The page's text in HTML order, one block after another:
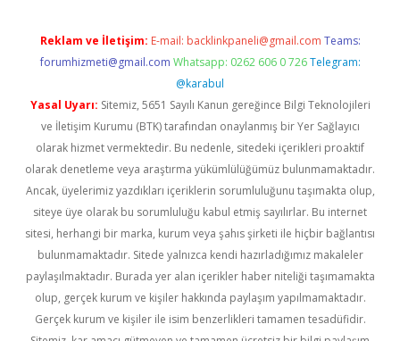
Reklam ve İletişim: E-mail: backlinkpaneli@gmail.com Teams:
forumhizmeti@gmail.com Whatsapp: 0262 606 0 726 Telegram:
@karabul
Yasal Uyarı: Sitemiz, 5651 Sayılı Kanun gereğince Bilgi Teknolojileri
ve İletişim Kurumu (BTK) tarafından onaylanmış bir Yer Sağlayıcı
olarak hizmet vermektedir. Bu nedenle, sitedeki içerikleri proaktif
olarak denetleme veya araştırma yükümlülüğümüz bulunmamaktadır.
Ancak, üyelerimiz yazdıkları içeriklerin sorumluluğunu taşımakta olup,
siteye üye olarak bu sorumluluğu kabul etmiş sayılırlar. Bu internet
sitesi, herhangi bir marka, kurum veya şahıs şirketi ile hiçbir bağlantısı
bulunmamaktadır. Sitede yalnızca kendi hazırladığımız makaleler
paylaşılmaktadır. Burada yer alan içerikler haber niteliği taşımamakta
olup, gerçek kurum ve kişiler hakkında paylaşım yapılmamaktadır.
Gerçek kurum ve kişiler ile isim benzerlikleri tamamen tesadüfidir.